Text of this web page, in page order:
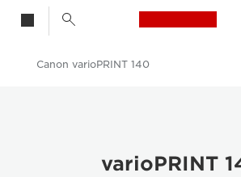
Produits professionnels
Canon varioPRINT 140
varioPRINT